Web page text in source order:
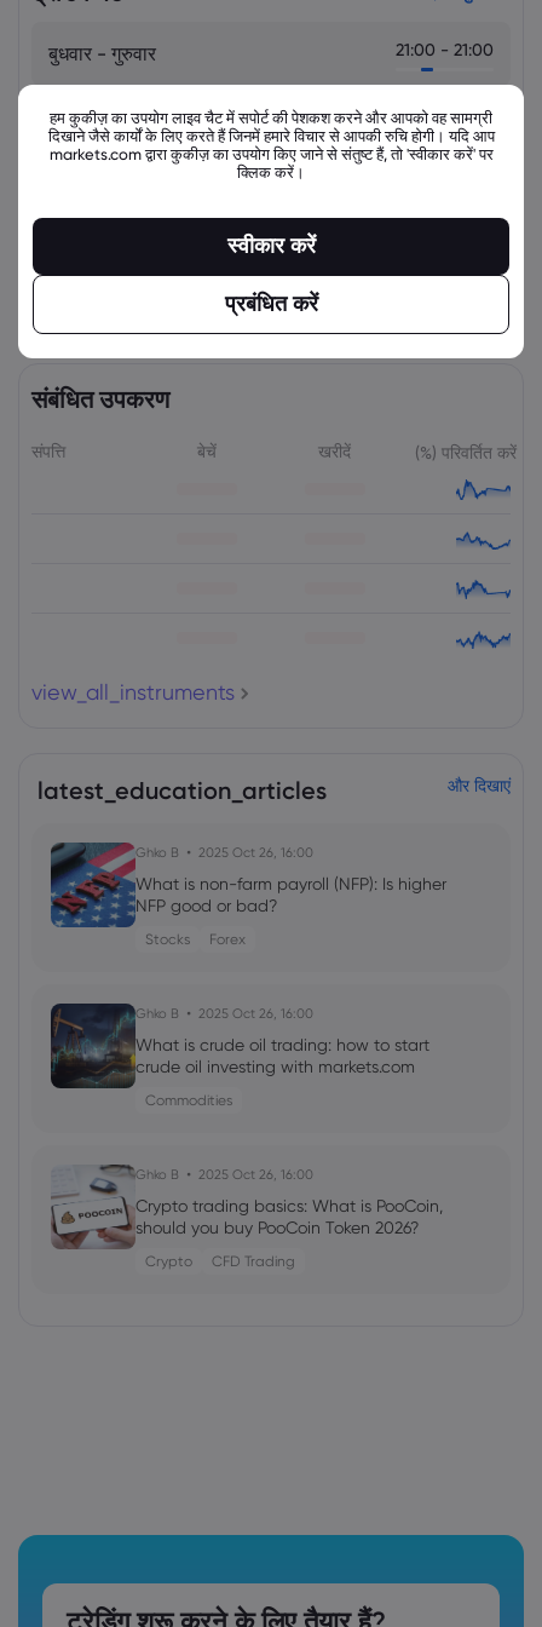
बुधवार - गुरुवार 21:00 - 21:00
रविवार - सोमवार 21:00 - 21:00
मंगवार - बुधवार 21:00 - 21:00
गुरुवार - शुक्रवार 21:00 - 21:00
संबंधित उपकरण
संपत्ति बेचें खरीदें (%) परिवर्तित करें
view_all_instruments
latest_education_articles और दिखाएं
Ghko B 2025 Oct 26, 16:00
What is non-farm payroll (NFP): Is higher
NFP good or bad?
Stocks Forex
Ghko B 2025 Oct 26, 16:00
What is crude oil trading: how to start
crude oil investing with markets.com
Commodities
Ghko B 2025 Oct 26, 16:00
Crypto trading basics: What is PooCoin,
should you buy PooCoin Token 2026?
Crypto CFD Trading
हम कुकीज़ का उपयोग लाइव चैट में सपोर्ट की पेशकश करने और आपको वह सामग्री
दिखाने जैसे कार्यों के लिए करते हैं जिनमें हमारे विचार से आपकी रुचि होगी। यदि आप
markets.com द्वारा कुकीज़ का उपयोग किए जाने से संतुष्ट हैं, तो 'स्वीकार करें' पर
क्लिक करें।
स्वीकार करें
प्रबंधित करें